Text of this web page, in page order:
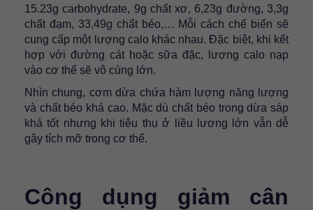
15.23g carbohydrate, 9g chất xơ, 6,23g đường, 3,3g
chất đạm, 33,49g chất béo,… Mỗi cách chế biến sẽ
cung cấp một lượng calo khác nhau. Đặc biệt, khi kết
hợp với đường cát hoặc sữa đặc, lượng calo nạp
vào cơ thể sẽ vô cùng lớn.
Nhìn chung, cơm dừa chứa hàm lượng năng lượng
và chất béo khá cao. Mặc dù chất béo trong dừa sáp
khá tốt nhưng khi tiêu thụ ở liều lượng lớn vẫn dễ
gây tích mỡ trong cơ thể.
Công dụng giảm cân